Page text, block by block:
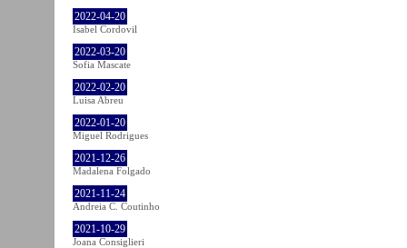
2022-04-20
Isabel Cordovil
2022-03-20
Sofia Mascate
2022-02-20
Luisa Abreu
2022-01-20
Miguel Rodrigues
2021-12-26
Madalena Folgado
2021-11-24
Andreia C. Coutinho
2021-10-29
Joana Consiglieri